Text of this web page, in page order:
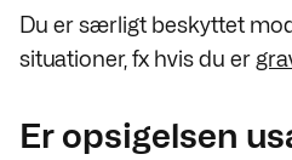
Du er særligt beskyttet
situationer, fx hvis du er
Er opsigelsen